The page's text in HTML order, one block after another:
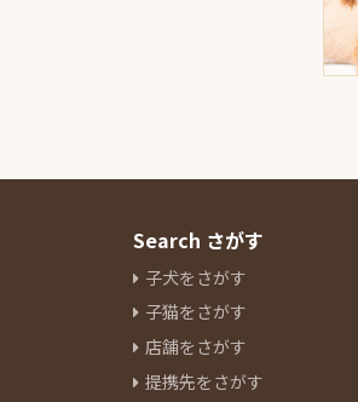
Search さがす
子犬をさがす
子猫をさがす
店舗をさがす
提携先をさがす